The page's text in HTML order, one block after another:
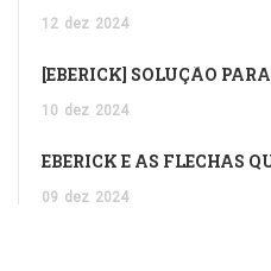
12 dez 2024
[EBERICK] SOLUÇÃO
10 dez 2024
EBERICK E AS FLECHAS
09 dez 2024